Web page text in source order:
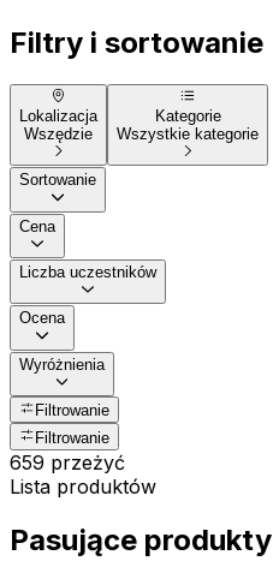
Filtry i sortowanie
Lokalizacja
Wszędzie
Kategorie
Wszystkie kategorie
Sortowanie
Cena
Liczba uczestników
Ocena
Wyróżnienia
Filtrowanie
Filtrowanie
659 przeżyć
Lista produktów
Pasujące produkty